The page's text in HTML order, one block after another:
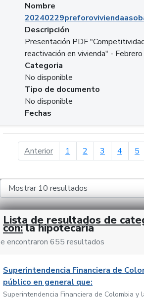
Nombre
Descripción
Presentación PDF
reactivación en vivienda" -
Categoria
No disponible
Tipo de documento
No disponible
Fechas
Anteriorpágina anterior
1 2 3 4 5
Lista de resultados de
con: la hipotecaria
encontraron 655 resultados
Superintendencia Financiera de
público en general que:
Superintendencia Financiera de Colombia y